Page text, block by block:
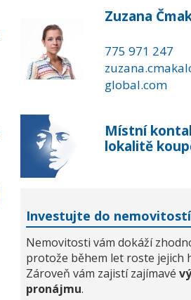
Zuzana
775 971 247
global.com
Místní
lokalitě
Investujte do nemovitostí
Nemovitosti vám dokáží
protože během let roste jejich
Zároveň vám zajistí zajímavé
pronájmu.